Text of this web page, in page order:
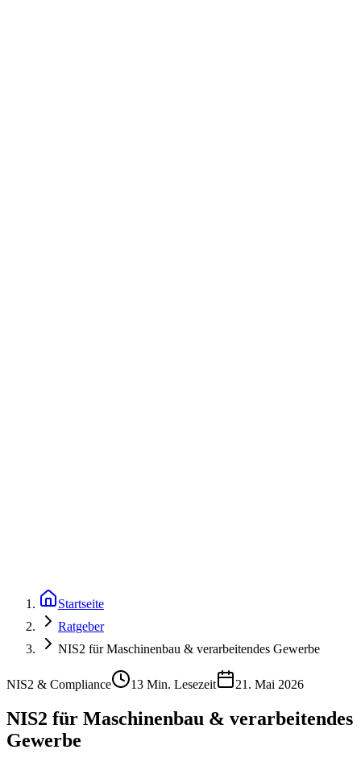
Startseite
Ratgeber
NIS2 für Maschinenbau & verarbeitendes Gewerbe
NIS2 & Compliance 13 Min. Lesezeit 21. Mai 2026
NIS2 für Maschinenbau & verarbeitendes
Gewerbe